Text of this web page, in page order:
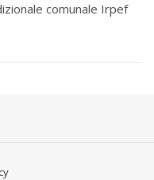
comunale Irpef